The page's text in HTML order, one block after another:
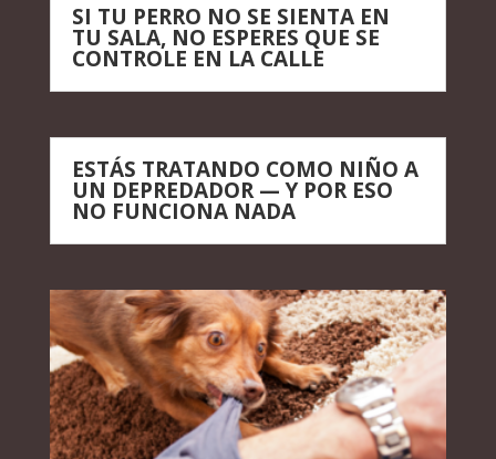
SI TU PERRO NO SE SIENTA EN
TU SALA, NO ESPERES QUE SE
CONTROLE EN LA CALLE
ESTÁS TRATANDO COMO NIÑO A
UN DEPREDADOR — Y POR ESO
NO FUNCIONA NADA